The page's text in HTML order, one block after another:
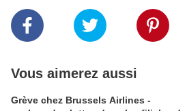
Vous aimerez aussi
Grève chez Brussels Airlines -